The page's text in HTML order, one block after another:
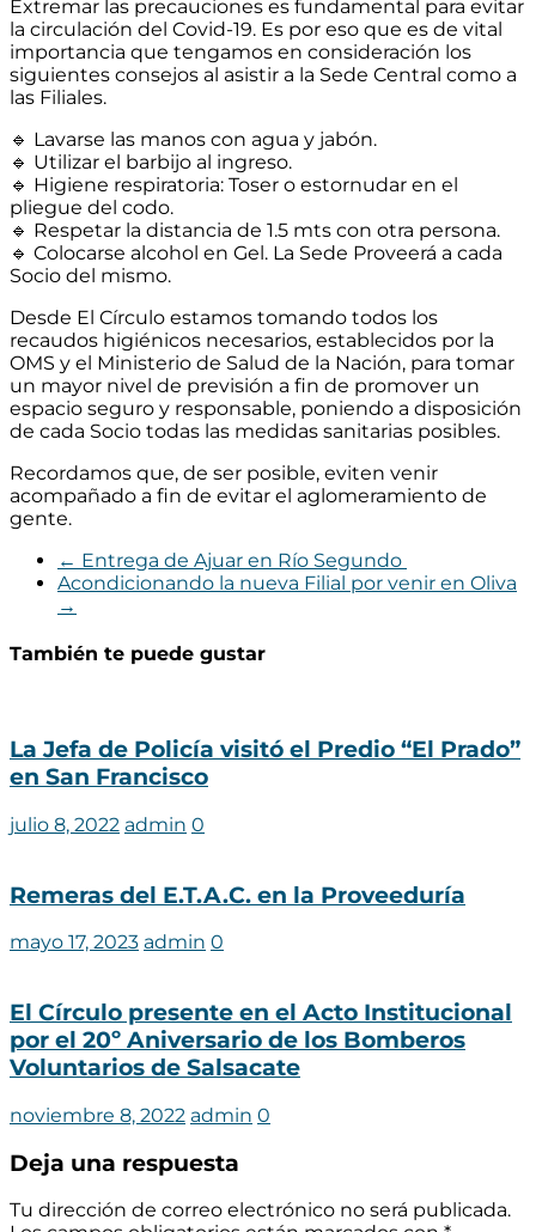
Extremar las precauciones es fundamental para evitar
la circulación del Covid-19. Es por eso que es de vital
importancia que tengamos en consideración los
siguientes consejos al asistir a la Sede Central como a
las Filiales.
🔹 Lavarse las manos con agua y jabón.
🔹 Utilizar el barbijo al ingreso.
🔹 Higiene respiratoria: Toser o estornudar en el
pliegue del codo.
🔹 Respetar la distancia de 1.5 mts con otra persona.
🔹 Colocarse alcohol en Gel. La Sede Proveerá a cada
Socio del mismo.
Desde El Círculo estamos tomando todos los
recaudos higiénicos necesarios, establecidos por la
OMS y el Ministerio de Salud de la Nación, para tomar
un mayor nivel de previsión a fin de promover un
espacio seguro y responsable, poniendo a disposición
de cada Socio todas las medidas sanitarias posibles.
Recordamos que, de ser posible, eviten venir
acompañado a fin de evitar el aglomeramiento de
gente.
← Entrega de Ajuar en Río Segundo
Acondicionando la nueva Filial por venir en Oliva
→
También te puede gustar
La Jefa de Policía visitó el Predio “El Prado”
en San Francisco
julio 8, 2022 admin 0
Remeras del E.T.A.C. en la Proveeduría
mayo 17, 2023 admin 0
El Círculo presente en el Acto Institucional
por el 20º Aniversario de los Bomberos
Voluntarios de Salsacate
noviembre 8, 2022 admin 0
Deja una respuesta
Tu dirección de correo electrónico no será publicada.